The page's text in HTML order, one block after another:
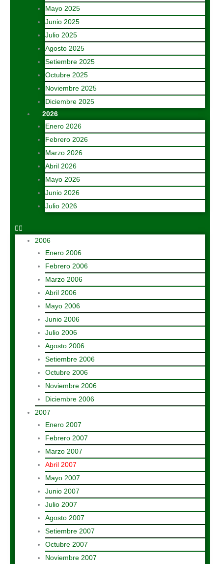
Mayo 2025
Junio 2025
Julio 2025
Agosto 2025
Setiembre 2025
Octubre 2025
Noviembre 2025
Diciembre 2025
2026
Enero 2026
Febrero 2026
Marzo 2026
Abril 2026
Mayo 2026
Junio 2026
Julio 2026
2006
Enero 2006
Febrero 2006
Marzo 2006
Abril 2006
Mayo 2006
Junio 2006
Julio 2006
Agosto 2006
Setiembre 2006
Octubre 2006
Noviembre 2006
Diciembre 2006
2007
Enero 2007
Febrero 2007
Marzo 2007
Abril 2007
Mayo 2007
Junio 2007
Julio 2007
Agosto 2007
Setiembre 2007
Octubre 2007
Noviembre 2007